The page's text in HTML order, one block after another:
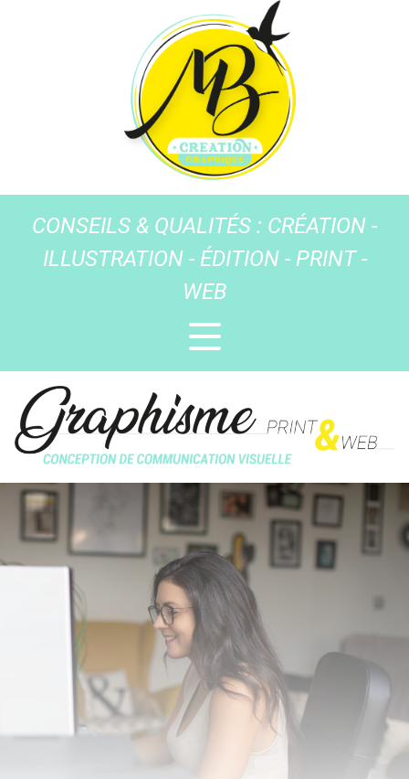
CONSEILS & QUALITÉS : CRÉATION -
ILLUSTRATION - ÉDITION - PRINT -
WEB